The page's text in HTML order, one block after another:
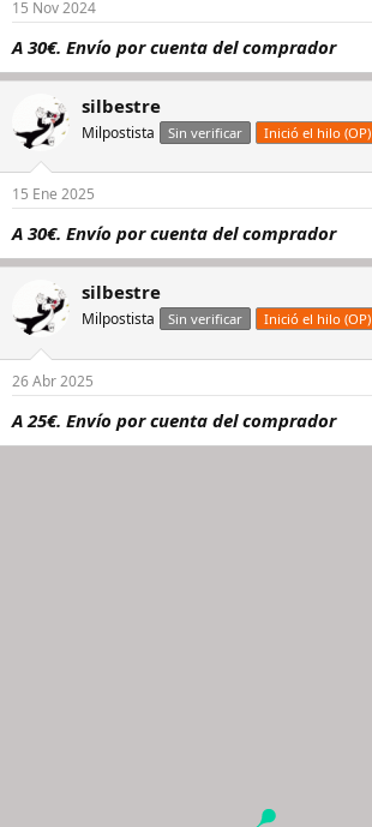
15 Nov 2024
A 30€. Envío por cuenta del comprador
silbestre
Milpostista Sin verificar Inició el hilo (OP)
15 Ene 2025
A 30€. Envío por cuenta del comprador
silbestre
Milpostista Sin verificar Inició el hilo (OP)
26 Abr 2025
A 25€. Envío por cuenta del comprador